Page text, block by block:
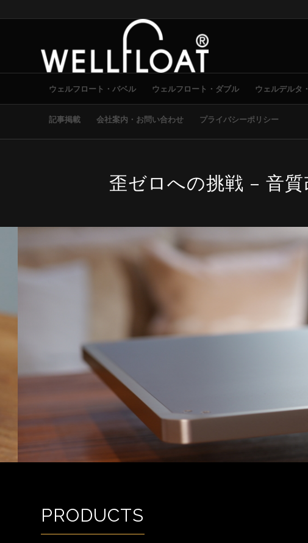
ウェルフロート・バベル ウェルフロート・ダブル ウェルデルタ
記事掲載 会社案内・お問い合わせ プライバシーポリシー
歪ゼロへの挑戦 – 音
PRODUCTS